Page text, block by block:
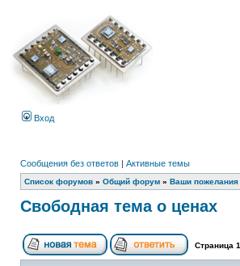
Вход
Сообщения без ответов | Активные темы
Список форумов » Общий форум » Ваши пожелания
Свободная тема о ценах
Страница 1